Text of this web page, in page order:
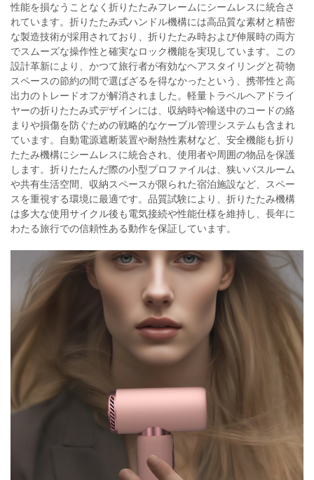
性能を損なうことなく折りたたみフレームにシームレスに統合さ
れています。折りたたみ式ハンドル機構には高品質な素材と精密
な製造技術が採用されており、折りたたみ時および伸展時の両方
でスムーズな操作性と確実なロック機能を実現しています。この
設計革新により、かつて旅行者が有効なヘアスタイリングと荷物
スペースの節約の間で選ばざるを得なかったという、携帯性と高
出力のトレードオフが解消されました。軽量トラベルヘアドライ
ヤーの折りたたみ式デザインには、収納時や輸送中のコードの絡
まりや損傷を防ぐための戦略的なケーブル管理システムも含まれ
ています。自動電源遮断装置や耐熱性素材など、安全機能も折り
たたみ機構にシームレスに統合され、使用者や周囲の物品を保護
します。折りたたんだ際の小型プロファイルは、狭いバスルーム
や共有生活空間、収納スペースが限られた宿泊施設など、スペー
スを重視する環境に最適です。品質試験により、折りたたみ機構
は多大な使用サイクル後も電気接続や性能仕様を維持し、長年に
わたる旅行での信頼性ある動作を保証しています。